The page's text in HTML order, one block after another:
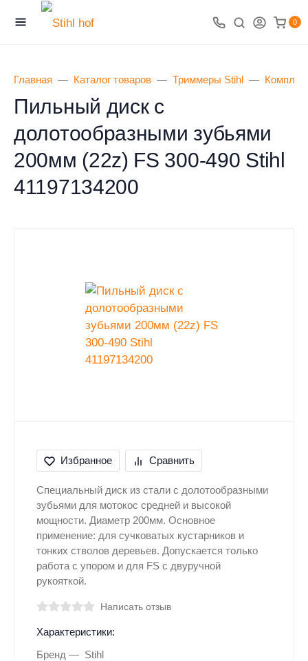
0
Главная Каталог товаров Триммеры Stihl
Пильный диск с
долотообразными зубьями
200мм (22z) FS 300-490 Stihl
41197134200
Избранное Сравнить
Специальный диск из стали с долотообразными
зубьями для мотокос средней и высокой
мощности. Диаметр 200мм. Основное
применение: для сучковатых кустарников и
тонких стволов деревьев. Допускается только
работа с упором и для FS с двуручной
рукояткой.
Написать отзыв
Характеристики:
Бренд
Stihl